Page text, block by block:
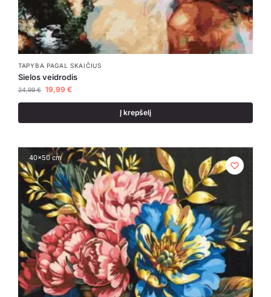
TAPYBA PAGAL SKAIČIUS
Sielos veidrodis
24,99€ 19,99 €
Į krepšelį
40x50 cm